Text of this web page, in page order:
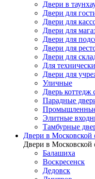
Двери в
Двери для
Двери для
Двери для
Двери для
Двери для
Двери для
Для
Двери для
Уличные
Дверь коттедж
Парадные
Элитные
Тамбурные
Двери в Московской
Двери в Московской
Балашиха
Воскресенск
Дедовск